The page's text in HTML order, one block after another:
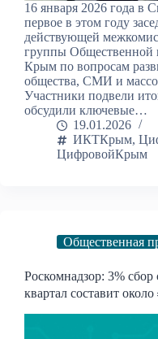
16 января 2026 года в
первое в этом году
действующей
группы Общественной
Крым по вопросам
общества, СМИ и
Участники подвели
обсудили ключевые…
19.01.2026
ИКТКрым,
ЦифровойКрым
Общественная
Роскомнадзор: 3%
квартал составит